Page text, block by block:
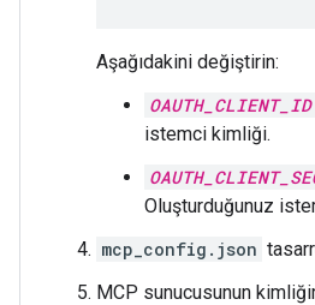
Aşağıdakini değiştirin:
OAUTH_CLIENT_ID
istemci kimliği.
Oluşturduğunuz
mcp_config.json
MCP sunucusunun